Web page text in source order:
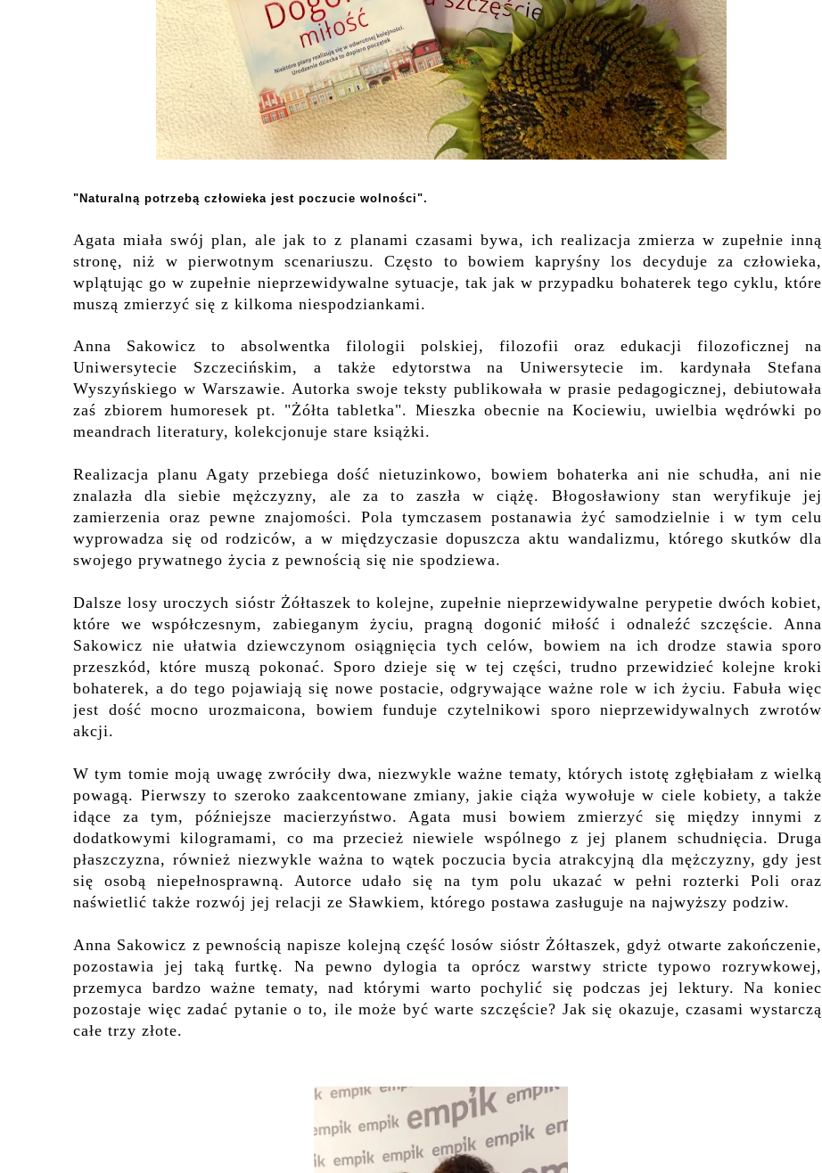
"Naturalną potrzebą człowieka jest poczucie wolności".
Agata miała swój plan, ale jak to z planami czasami bywa, ich realizacja zmierza w zupełnie inną
stronę, niż w pierwotnym scenariuszu. Często to bowiem kapryśny los decyduje za człowieka,
wplątując go w zupełnie nieprzewidywalne sytuacje, tak jak w przypadku bohaterek tego cyklu, które
muszą zmierzyć się z kilkoma niespodziankami.
Anna Sakowicz to absolwentka filologii polskiej, filozofii oraz edukacji filozoficznej na
Uniwersytecie Szczecińskim, a także edytorstwa na Uniwersytecie im. kardynała Stefana
Wyszyńskiego w Warszawie. Autorka swoje teksty publikowała w prasie pedagogicznej, debiutowała
zaś zbiorem humoresek pt. "Żółta tabletka". Mieszka obecnie na Kociewiu, uwielbia wędrówki po
meandrach literatury, kolekcjonuje stare książki.
Realizacja planu Agaty przebiega dość nietuzinkowo, bowiem bohaterka ani nie schudła, ani nie
znalazła dla siebie mężczyzny, ale za to zaszła w ciążę. Błogosławiony stan weryfikuje jej
zamierzenia oraz pewne znajomości. Pola tymczasem postanawia żyć samodzielnie i w tym celu
wyprowadza się od rodziców, a w międzyczasie dopuszcza aktu wandalizmu, którego skutków dla
swojego prywatnego życia z pewnością się nie spodziewa.
Dalsze losy uroczych sióstr Żółtaszek to kolejne, zupełnie nieprzewidywalne perypetie dwóch kobiet,
które we współczesnym, zabieganym życiu, pragną dogonić miłość i odnaleźć szczęście. Anna
Sakowicz nie ułatwia dziewczynom osiągnięcia tych celów, bowiem na ich drodze stawia sporo
przeszkód, które muszą pokonać. Sporo dzieje się w tej części, trudno przewidzieć kolejne kroki
bohaterek, a do tego pojawiają się nowe postacie, odgrywające ważne role w ich życiu. Fabuła więc
jest dość mocno urozmaicona, bowiem funduje czytelnikowi sporo nieprzewidywalnych zwrotów
akcji.
W tym tomie moją uwagę zwróciły dwa, niezwykle ważne tematy, których istotę zgłębiałam z wielką
powagą. Pierwszy to szeroko zaakcentowane zmiany, jakie ciąża wywołuje w ciele kobiety, a także
idące za tym, późniejsze macierzyństwo. Agata musi bowiem zmierzyć się między innymi z
dodatkowymi kilogramami, co ma przecież niewiele wspólnego z jej planem schudnięcia. Druga
płaszczyzna, również niezwykle ważna to wątek poczucia bycia atrakcyjną dla mężczyzny, gdy jest
się osobą niepełnosprawną. Autorce udało się na tym polu ukazać w pełni rozterki Poli oraz
naświetlić także rozwój jej relacji ze Sławkiem, którego postawa zasługuje na najwyższy podziw.
Anna Sakowicz z pewnością napisze kolejną część losów sióstr Żółtaszek, gdyż otwarte zakończenie,
pozostawia jej taką furtkę. Na pewno dylogia ta oprócz warstwy stricte typowo rozrywkowej,
przemyca bardzo ważne tematy, nad którymi warto pochylić się podczas jej lektury. Na koniec
pozostaje więc zadać pytanie o to, ile może być warte szczęście? Jak się okazuje, czasami wystarczą
całe trzy złote.